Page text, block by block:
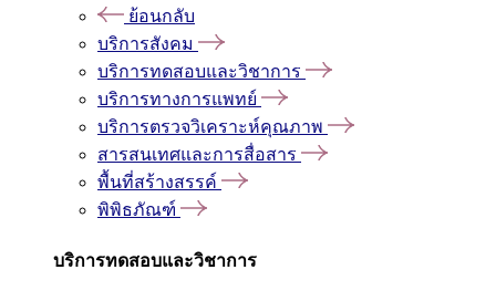
ย้อนกลับ
บริการสังคม
บริการทดสอบและวิชาการ
บริการทางการแพทย์
บริการตรวจวิเคราะห์คุณภาพ
สารสนเทศและการสื่อสาร
พื้นที่สร้างสรรค์
พิพิธภัณฑ์
บริการทดสอบและวิชาการ